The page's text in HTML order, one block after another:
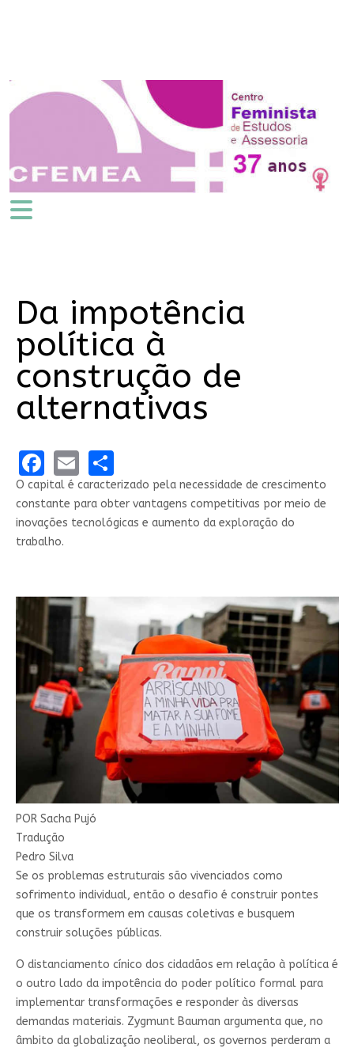
Da impotência
política à
construção de
alternativas
Facebook
EmailShare
O capital é caracterizado pela necessidade de crescimento
constante para obter vantagens competitivas por meio de
inovações tecnológicas e aumento da exploração do
trabalho.
POR Sacha Pujó
Tradução
Pedro Silva
Se os problemas estruturais são vivenciados como
sofrimento individual, então o desafio é construir pontes
que os transformem em causas coletivas e busquem
construir soluções públicas.
O distanciamento cínico dos cidadãos em relação à política é
o outro lado da impotência do poder político formal para
implementar transformações e responder às diversas
demandas materiais. Zygmunt Bauman argumenta que, no
âmbito da globalização neoliberal, os governos perderam a